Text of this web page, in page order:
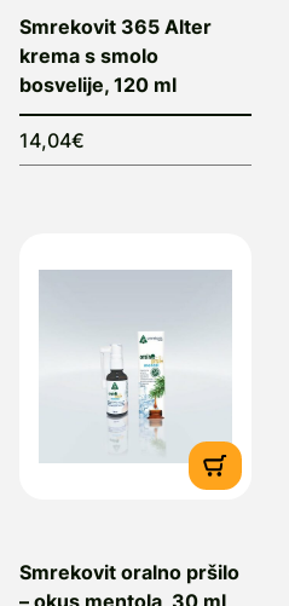
Smrekovit 365 Alter
krema s smolo
bosvelije, 120 ml
14,04€
Smrekovit oralno pršilo
– okus mentola, 30 ml